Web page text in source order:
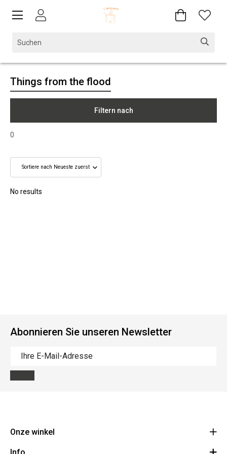
Things from the flood
Filtern nach
0
No results
Abonnieren Sie unseren Newsletter
Onze winkel